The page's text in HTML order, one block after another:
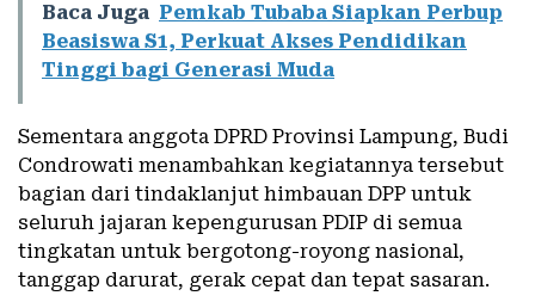
Baca Juga Pemkab Tubaba Siapkan Perbup
Beasiswa S1, Perkuat Akses Pendidikan
Tinggi bagi Generasi Muda
Sementara anggota DPRD Provinsi Lampung, Budi
Condrowati menambahkan kegiatannya tersebut
bagian dari tindaklanjut himbauan DPP untuk
seluruh jajaran kepengurusan PDIP di semua
tingkatan untuk bergotong-royong nasional,
tanggap darurat, gerak cepat dan tepat sasaran.